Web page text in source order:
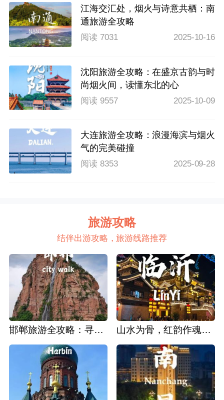
江海交汇处，烟火与诗意共栖：南
通旅游全攻略
阅读 7031 2025-10-16
沈阳旅游全攻略：在盛京古韵与时
尚烟火间，读懂东北的心
阅读 9557 2025-10-09
大连旅游全攻略：浪漫海滨与烟火
气的完美碰撞
阅读 8353 2025-09-28
旅游攻略
结伴出游攻略，旅游线路推荐
邯郸旅游全攻略：寻迹成语故里，邂逅太行古韵 山水为骨，红韵作魂：临沂深度旅游攻略